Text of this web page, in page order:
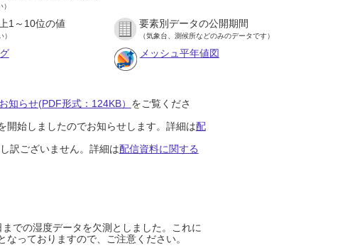
1～10位の値 要素別データの公開期間
（気象台、測候所などのみのデータです）
メッシュ平年値図
知らせ(PDF形式：124KB） をご覧くださ
始しましたのでお知らせします。詳細は配
訳ございません。詳細は配信資料に関する
での湿度データを欠測としました。これに
っておりますので、ご注意ください。